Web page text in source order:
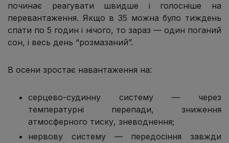
починає реагувати швидше і голосніше на
перевантаження. Якщо в 35 можна було тиждень
спати по 5 годин і нічого, то зараз — один поганий
сон, і весь день “розмазаний”.
В осени зростає навантаження на:
серцево-судинну систему — через
температурні перепади, зниження
атмосферного тиску, зневоднення;
нервову систему — передосіння завжди